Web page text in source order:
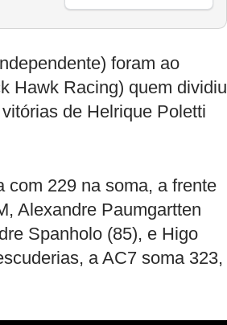
foram ao
Hawk Racing) quem dividiu
de Helrique Poletti
com 229 na soma, a frente
Alexandre Paumgartten
Spanholo (85), e Higo
a AC7 soma 323,